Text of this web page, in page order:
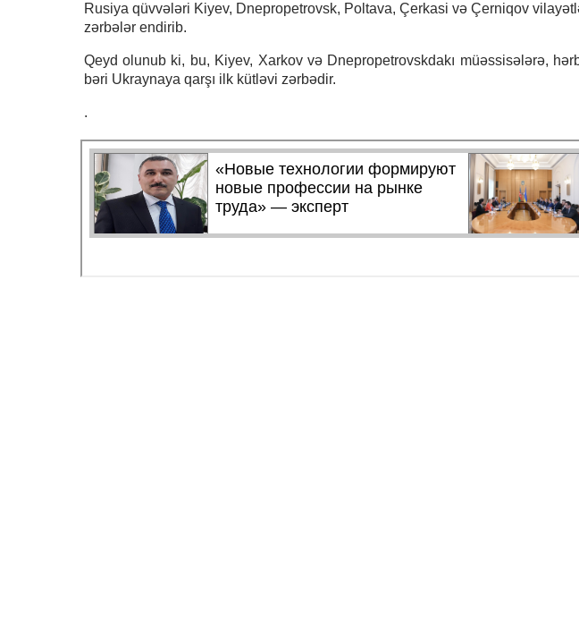
Rusiya qüvvələri Kiyev, Dnepropetrovsk, Poltava, Çerkasi və Çerniqov
zərbələr endirib.
Qeyd olunub ki, bu, Kiyev, Xarkov və Dnepropetrovskdakı müəssisələrə,
bəri Ukraynaya qarşı ilk kütləvi zərbədir.
.